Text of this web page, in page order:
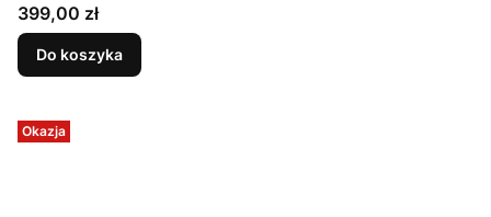
Cena
399,00 zł
Do koszyka
Okazja